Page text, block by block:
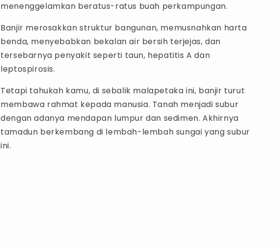
menenggelamkan beratus-ratus buah perkampungan.
Banjir merosakkan struktur bangunan, memusnahkan harta
benda, menyebabkan bekalan air bersih terjejas, dan
tersebarnya penyakit seperti taun, hepatitis A dan
leptospirosis.
Tetapi tahukah kamu, di sebalik malapetaka ini, banjir turut
membawa rahmat kepada manusia. Tanah menjadi subur
dengan adanya mendapan lumpur dan sedimen. Akhirnya
tamadun berkembang di lembah-lembah sungai yang subur
ini.